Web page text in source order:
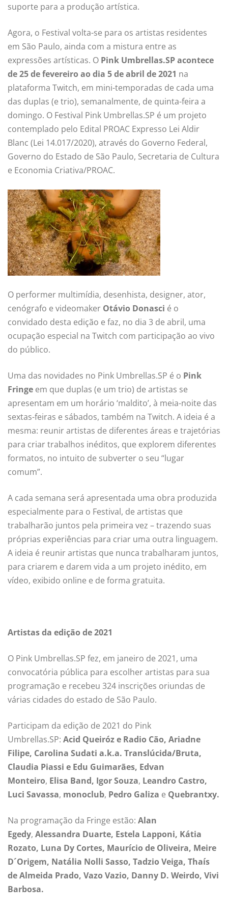
suporte para a produção artística.
Agora, o Festival volta-se para os artistas residentes
em São Paulo, ainda com a mistura entre as
expressões artísticas. O Pink Umbrellas.SP acontece
de 25 de fevereiro ao dia 5 de abril de 2021 na
plataforma Twitch, em mini-temporadas de cada uma
das duplas (e trio), semanalmente, de quinta-feira a
domingo. O Festival Pink Umbrellas.SP é um projeto
contemplado pelo Edital PROAC Expresso Lei Aldir
Blanc (Lei 14.017/2020), através do Governo Federal,
Governo do Estado de São Paulo, Secretaria de Cultura
e Economia Criativa/PROAC.
O performer multimídia, desenhista, designer, ator,
cenógrafo e videomaker Otávio Donasci é o
convidado desta edição e faz, no dia 3 de abril, uma
ocupação especial na Twitch com participação ao vivo
do público.
Uma das novidades no Pink Umbrellas.SP é o Pink
Fringe em que duplas (e um trio) de artistas se
apresentam em um horário ‘maldito’, à meia-noite das
sextas-feiras e sábados, também na Twitch. A ideia é a
mesma: reunir artistas de diferentes áreas e trajetórias
para criar trabalhos inéditos, que explorem diferentes
formatos, no intuito de subverter o seu “lugar
comum”.
A cada semana será apresentada uma obra produzida
especialmente para o Festival, de artistas que
trabalharão juntos pela primeira vez – trazendo suas
próprias experiências para criar uma outra linguagem.
A ideia é reunir artistas que nunca trabalharam juntos,
para criarem e darem vida a um projeto inédito, em
vídeo, exibido online e de forma gratuita.
Artistas da edição de 2021
O Pink Umbrellas.SP fez, em janeiro de 2021, uma
convocatória pública para escolher artistas para sua
programação e recebeu 324 inscrições oriundas de
várias cidades do estado de São Paulo.
Participam da edição de 2021 do Pink
Umbrellas.SP: Acid Queiróz e Radio Cão, Ariadne
Filipe, Carolina Sudati a.k.a. Translúcida/Bruta,
Claudia Piassi e Edu Guimarães, Edvan
Monteiro, Elisa Band, Igor Souza, Leandro Castro,
Luci Savassa, monoclub, Pedro Galiza e Quebrantxy.
Na programação da Fringe estão: Alan
Egedy, Alessandra Duarte, Estela Lapponi, Kátia
Rozato, Luna Dy Cortes, Maurício de Oliveira, Meire
D´Origem, Natália Nolli Sasso, Tadzio Veiga, Thaís
de Almeida Prado, Vazo Vazio, Danny D. Weirdo, Vivi
Barbosa.